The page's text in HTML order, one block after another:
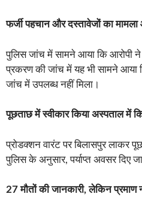
फर्जी पहचान और दस्तावेजों का
पुलिस जांच में सामने आया कि आरोपी ने
प्रकरण की जांच में यह भी सामने आया
जांच में उपलब्ध नहीं मिला।
पूछताछ में स्वीकार किया अस्पताल में
प्रोडक्शन वारंट पर बिलासपुर लाकर
पुलिस के अनुसार, पर्याप्त अवसर दिए
27 मौतों की जानकारी, लेकिन प्रमाण